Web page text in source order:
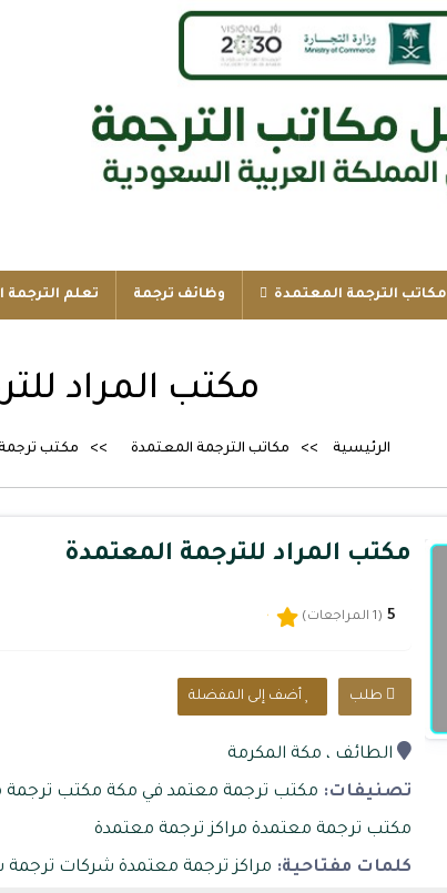
مكاتب الترجمة المعتمدة وظائف ترجمة تعلم الترجمة
مكتب المراد
الرئيسية مكاتب الترجمة المعتمدة مكتب
مكتب المراد للترجمة المعتمدة
5 (1 المراجعات)
طلب أضف إلى المفضلة
الطائف ، مكة المكرمة
تصنيفات: مكتب ترجمة معتمد في مكة مكتب ترجمة
مكتب ترجمة معتمدة مراكز ترجمة معتمدة
كلمات مفتاحية: مراكز ترجمة معتمدة شركات ترجمة